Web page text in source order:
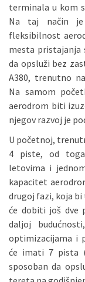
terminala u kom
Na taj način je
fleksibilnost
mesta pristajanja
da opsluži bez
A380, trenutno
Na samom
aerodrom biti
njegov razvoj je
U početnoj,
4 piste, od
letovima i
kapacitet
drugoj fazi, koja bi
će dobiti još dve
daljoj
optimizacijama i
će imati 7 pista
sposoban da